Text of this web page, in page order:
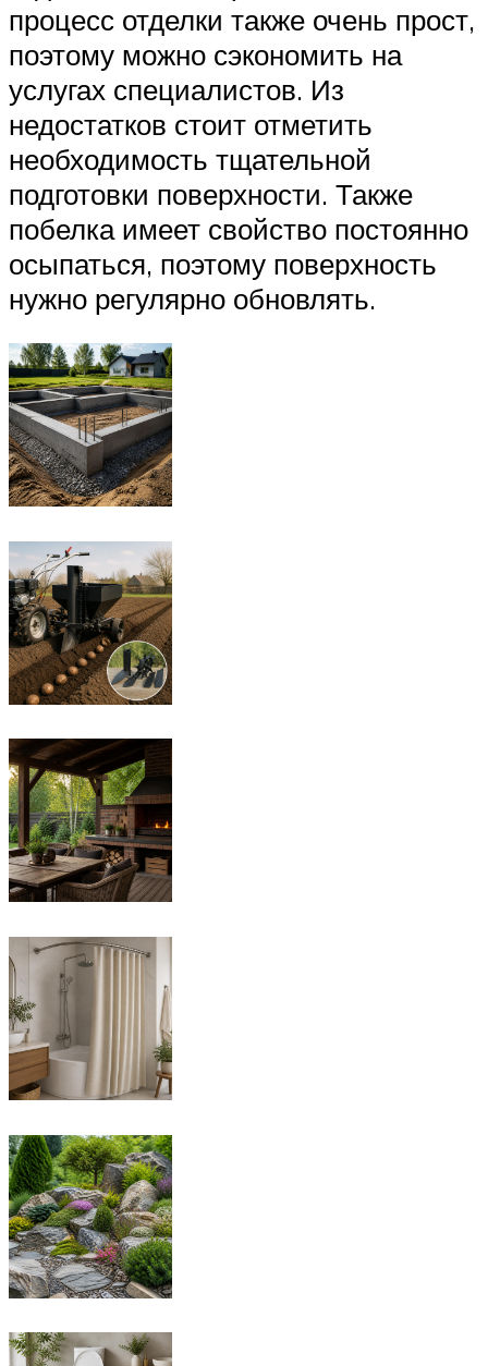
процесс отделки также очень прост,
поэтому можно сэкономить на
услугах специалистов. Из
недостатков стоит отметить
необходимость тщательной
подготовки поверхности. Также
побелка имеет свойство постоянно
осыпаться, поэтому поверхность
нужно регулярно обновлять.